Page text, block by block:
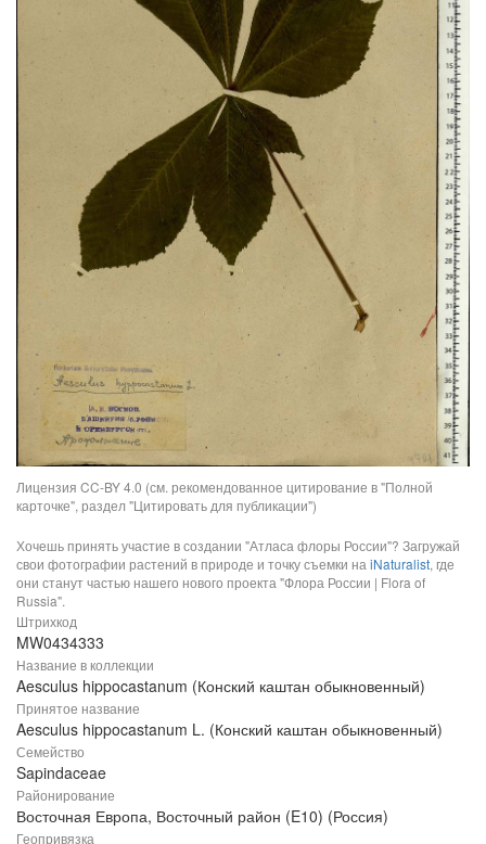
Лицензия CC-BY 4.0 (см. рекомендованное цитирование в "Полной
карточке", раздел "Цитировать для публикации")
Хочешь принять участие в создании "Атласа флоры России"? Загружай
свои фотографии растений в природе и точку съемки на iNaturalist, где
они станут частью нашего нового проекта "Флора России | Flora of
Russia".
Штрихкод
MW0434333
Название в коллекции
Aesculus hippocastanum (Конский каштан обыкновенный)
Принятое название
Aesculus hippocastanum L. (Конский каштан обыкновенный)
Семейство
Sapindaceae
Районирование
Восточная Европа, Восточный район (E10) (Россия)
Геопривязка